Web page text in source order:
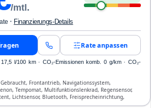
/mtl.
· Finanzierungs-Details
Rate anpassen
l/100 km · CO₂-Emissionen komb. 0 g/km · CO₂-
Frontantrieb, Navigationssystem,
Tempomat, Multifunktionslenkrad, Regensensor,
Lichtsensor, Bluetooth, Freisprecheinrichtung,
ESP, Klimaautomatik, Front- und Seiten-Airbags